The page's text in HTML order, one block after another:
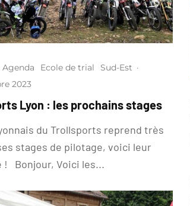
Agenda Ecole de trial Sud-Est ·
2023
Lyon : les prochains stages
du Trollsports reprend très
stages de pilotage, voici leur
! Bonjour, Voici les...